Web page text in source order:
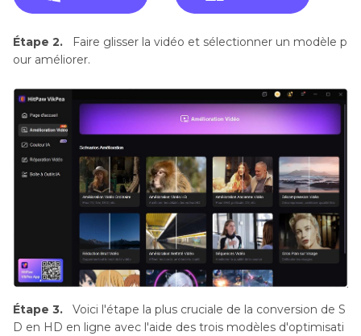
Étape 2.
Faire glisser la vidéo et sélectionner un modèle p
our améliorer.
Étape 3.
Voici l'étape la plus cruciale de la conversion de S
D en HD en ligne avec l'aide des trois modèles d'optimisati